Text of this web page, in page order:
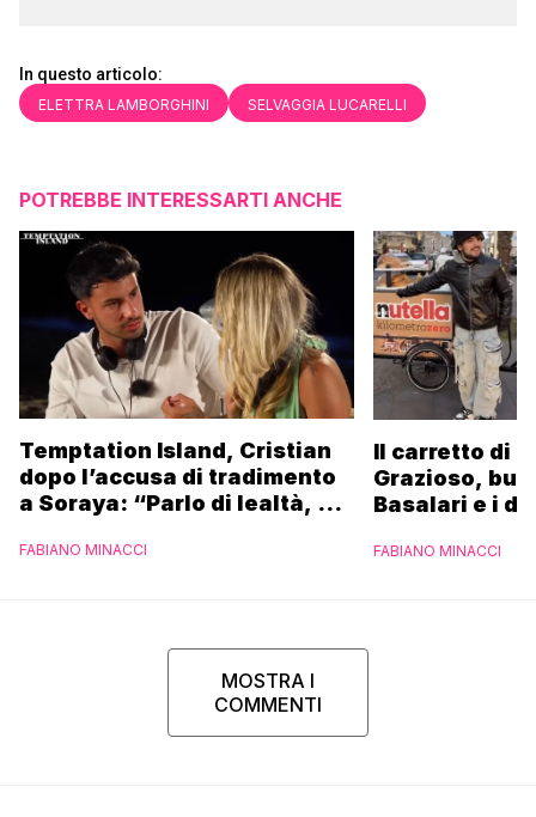
In questo articolo:
ELETTRA LAMBORGHINI SELVAGGIA LUCARELLI
POTREBBE INTERESSARTI ANCHE
Temptation Island, Cristian
dopo l’accusa di tradimento
a Soraya: “Parlo di lealtà, ma
FABIANO MINACCI
Il carretto di
Grazioso,
Basalari e i
Ferrero”
FABIANO MINACCI
MOSTRA I
COMMENTI